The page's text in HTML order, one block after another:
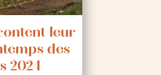
leur
des
2024